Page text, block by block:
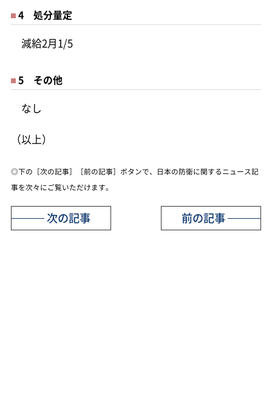
4 処分量定
減給2月1/5
5 その他
なし
（以上）
◎下の［次の記事］［前の記事］ボタンで、日本の防衛に関するニュース記
事を次々にご覧いただけます。
前の記事
次の記事